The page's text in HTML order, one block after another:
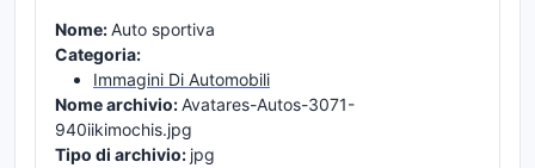
Nome:Auto sportiva
Categoria:
Immagini Di Automobili
Nome archivio:Avatares-Autos-3071-
940iikimochis.jpg
Tipo di archivio: jpg